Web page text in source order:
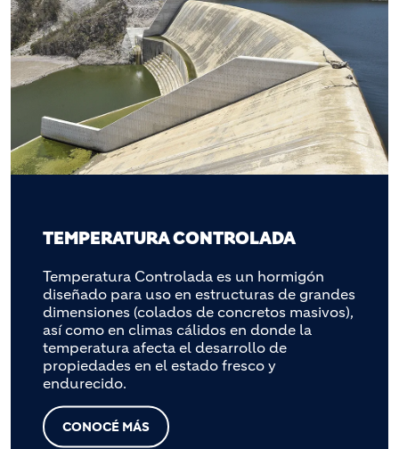
TEMPERATURA CONTROLADA
Temperatura Controlada es un hormigón
diseñado para uso en estructuras de grandes
dimensiones (colados de concretos masivos),
así como en climas cálidos en donde la
temperatura afecta el desarrollo de
propiedades en el estado fresco y
endurecido.
CONOCÉ MÁS